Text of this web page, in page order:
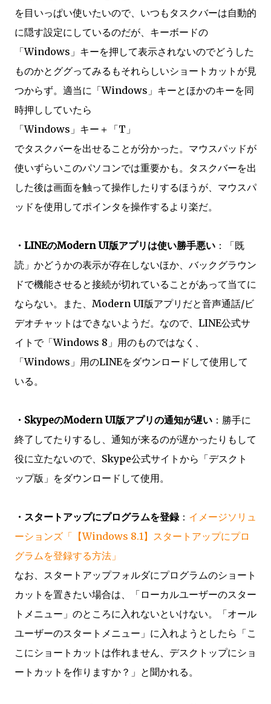
を目いっぱい使いたいので、いつもタスクバーは自動的
に隠す設定にしているのだが、キーボードの
「Windows」キーを押して表示されないのでどうした
ものかとググってみるもそれらしいショートカットが見
つからず。適当に「Windows」キーとほかのキーを同
時押ししていたら
「Windows」キー＋「T」
でタスクバーを出せることが分かった。マウスパッドが
使いずらいこのパソコンでは重要かも。タスクバーを出
した後は画面を触って操作したりするほうが、マウスパ
ッドを使用してポインタを操作するより楽だ。
・LINEのModern UI版アプリは使い勝手悪い ：「既
読」かどうかの表示が存在しないほか、バックグラウン
ドで機能させると接続が切れていることがあって当てに
ならない。また、Modern UI版アプリだと音声通話/ビ
デオチャットはできないようだ。なので、LINE公式サ
イトで「Windows 8」用のものではなく、
「Windows」用のLINEをダウンロードして使用して
いる。
・SkypeのModern UI版アプリの通知が遅い ：勝手に
終了してたりするし、通知が来るのが遅かったりもして
役に立たないので、Skype公式サイトから「デスクト
ップ版」をダウンロードして使用。
・スタートアップにプログラムを登録： イメージソリュ
ーションズ「【Windows 8.1】スタートアップにプロ
グラムを登録する方法」
なお、スタートアップフォルダにプログラムのショート
カットを置きたい場合は、「ローカルユーザーのスター
トメニュー」のところに入れないといけない。「オール
ユーザーのスタートメニュー」に入れようとしたら「こ
こにショートカットは作れません、デスクトップにショ
ートカットを作りますか？」と聞かれる。